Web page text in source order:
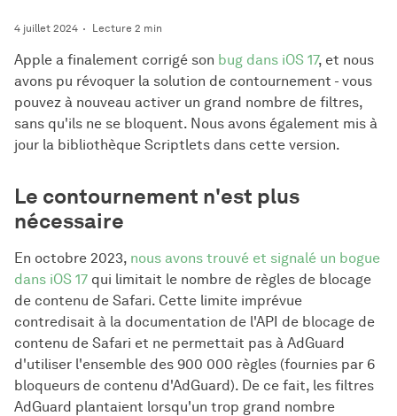
4 juillet 2024 Lecture 2 min
Apple a finalement corrigé son bug dans iOS 17, et nous
avons pu révoquer la solution de contournement - vous
pouvez à nouveau activer un grand nombre de filtres,
sans qu'ils ne se bloquent. Nous avons également mis à
jour la bibliothèque Scriptlets dans cette version.
Le contournement n'est plus
nécessaire
En octobre 2023, nous avons trouvé et signalé un bogue
dans iOS 17 qui limitait le nombre de règles de blocage
de contenu de Safari. Cette limite imprévue
contredisait à la documentation de l'API de blocage de
contenu de Safari et ne permettait pas à AdGuard
d'utiliser l'ensemble des 900 000 règles (fournies par 6
bloqueurs de contenu d'AdGuard). De ce fait, les filtres
AdGuard plantaient lorsqu'un trop grand nombre